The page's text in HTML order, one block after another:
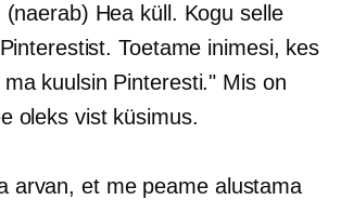
(naerab) Hea küll. Kogu selle
Toetame inimesi, kes
kuulsin Pinteresti." Mis on
oleks vist küsimus.
arvan, et me peame alustama